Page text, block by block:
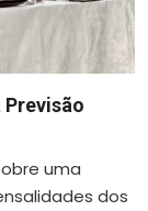
Previsão
uma
dos